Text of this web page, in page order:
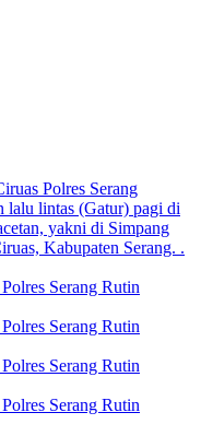
Polres Serang
lalu lintas (Gatur) pagi di
yakni di Simpang
Kabupaten Serang. .
Serang Rutin
Serang Rutin
Serang Rutin
Serang Rutin